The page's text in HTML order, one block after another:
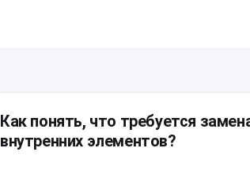
Как понять, что требуется
внутренних элементов?